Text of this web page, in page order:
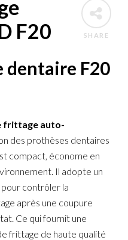
SHARE
F20
dentaire F20
frittage auto-
des prothèses dentaires
compact, économe en
Il adopte un
pour contrôler la
après une coupure
Ce qui fournit une
frittage de haute qualité